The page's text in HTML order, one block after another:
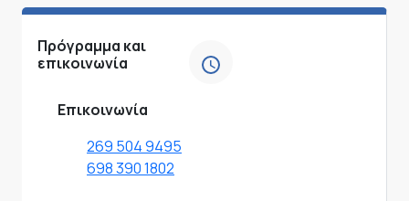
Πρόγραμμα και
επικοινωνία
Επικοινωνία
269 504 9495
698 390 1802